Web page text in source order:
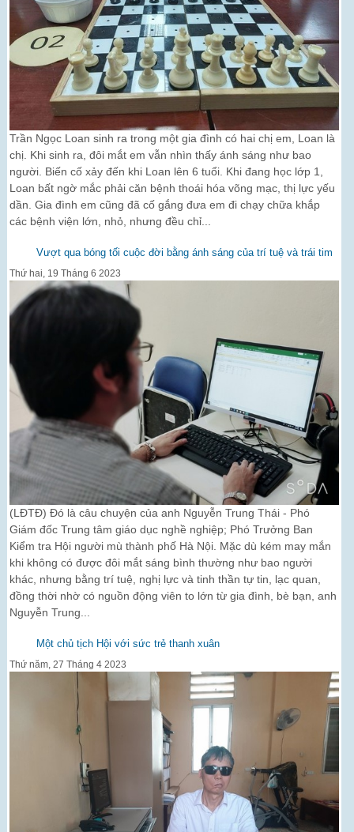
Trần Ngọc Loan sinh ra trong một gia đình có hai chị em, Loan là
chị. Khi sinh ra, đôi mắt em vẫn nhìn thấy ánh sáng như bao
người. Biến cố xảy đến khi Loan lên 6 tuổi. Khi đang học lớp 1,
Loan bất ngờ mắc phải căn bệnh thoái hóa võng mạc, thị lực yếu
dần. Gia đình em cũng đã cố gắng đưa em đi chạy chữa khắp
các bệnh viện lớn, nhỏ, nhưng đều chỉ...
Vượt qua bóng tối cuộc đời bằng ánh sáng của trí tuệ và trái tim
Thứ hai, 19 Tháng 6 2023
(LĐTĐ) Đó là câu chuyện của anh Nguyễn Trung Thái - Phó
Giám đốc Trung tâm giáo dục nghề nghiệp; Phó Trưởng Ban
Kiểm tra Hội người mù thành phố Hà Nội. Mặc dù kém may mắn
khi không có được đôi mắt sáng bình thường như bao người
khác, nhưng bằng trí tuệ, nghị lực và tinh thần tự tin, lạc quan,
đồng thời nhờ có nguồn động viên to lớn từ gia đình, bè bạn, anh
Nguyễn Trung...
Một chủ tịch Hội với sức trẻ thanh xuân
Thứ năm, 27 Tháng 4 2023